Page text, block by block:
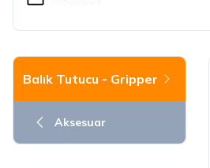
Balık Tutucu - Gripper
Aksesuar